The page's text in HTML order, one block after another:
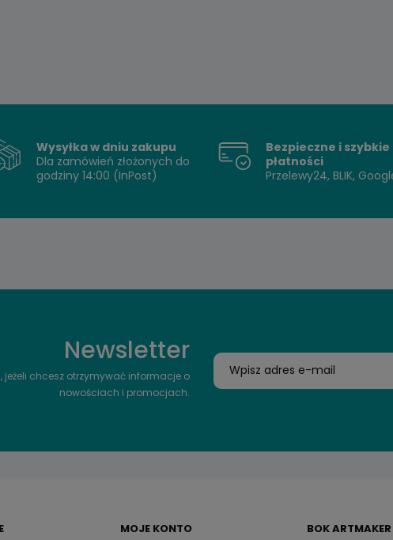
Wysyłka w dniu zakupu
Dla zamówień złożonych do
godziny 14:00 (InPost)
Bezpieczne i szybkie
płatności
Przelewy24, BLIK,
Newsletter
chcesz otrzymywać informacje o
nowościach i promocjach.
MOJE KONTO BOK